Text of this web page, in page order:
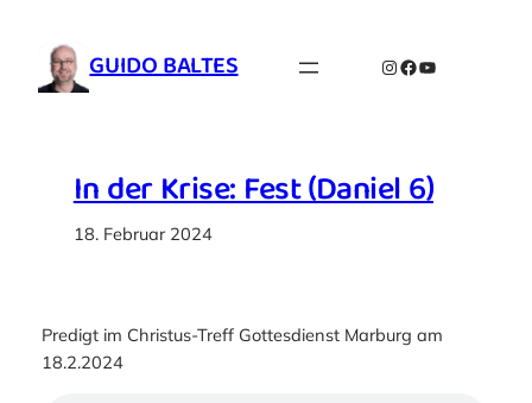
Inhalt
springen GUIDO BALTES Instagram
Facebook
YouTube
In der Krise: Fest (Daniel 6)
18. Februar 2024
Predigt im Christus-Treff Gottesdienst Marburg am
18.2.2024